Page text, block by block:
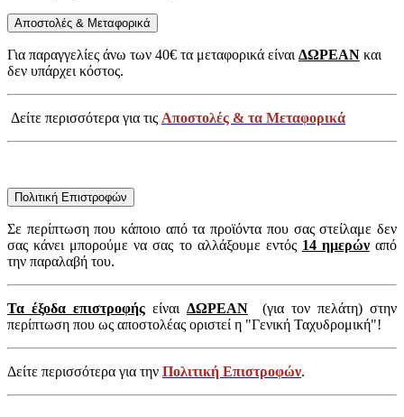
Αποστολές & Μεταφορικά
Για παραγγελίες άνω των 40€ τα μεταφορικά είναιΔΩΡΕΑΝ και
δεν υπάρχει κόστος.
Δείτε περισσότερα για τις Αποστολές & τα Μεταφορικά
Πολιτική Επιστροφών
Σε περίπτωση που κάποιο από τα προϊόντα που σας στείλαμε δεν
σας κάνει μπορούμε να σας το αλλάξουμε εντός 14 ημερώναπό
την παραλαβή του.
Τα έξοδα επιστροφής είναι ΔΩΡΕΑΝ (για τον πελάτη) στην
περίπτωση που ως αποστολέας οριστεί η "Γενική Ταχυδρομική"!
Δείτε περισσότερα για την Πολιτική Επιστροφών.